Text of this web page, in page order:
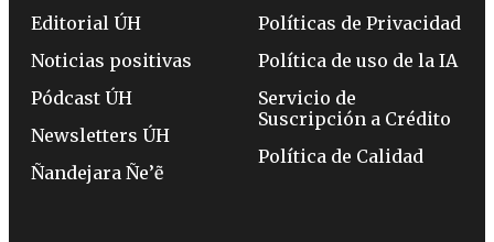
Editorial ÚH
Noticias positivas
Pódcast ÚH
Newsletters ÚH
Ñandejara Ñe’ẽ
Políticas de Privacidad
Política de uso de la IA
Servicio de
Suscripción a Crédito
Política de Calidad